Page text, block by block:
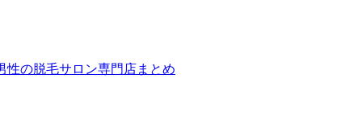
性の脱毛サロン専門店まとめ